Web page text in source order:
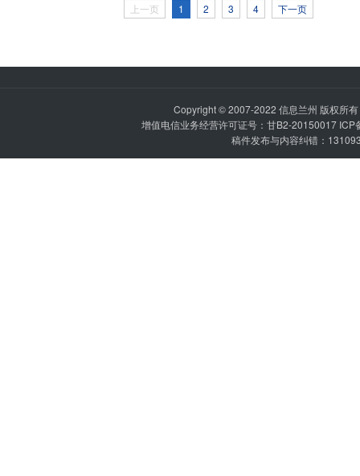
上一页 1 2 3 4 下一页
Copyright © 2007-2022 信息兰州 版权所
增值电信业务经营许可证号：甘B2-20150017 ICP
稿件发布与内容纠错：